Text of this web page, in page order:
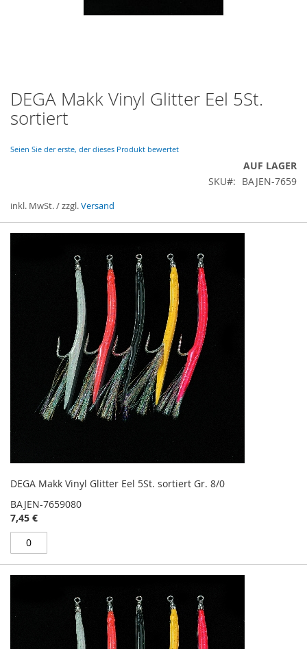
Zum
Anfang
der
springen
DEGA Makk Vinyl Glitter Eel 5St.
sortiert
Seien Sie der erste, der dieses Produkt bewertet
AUF LAGER
SKU
BAJEN-7659
inkl. MwSt. / zzgl.Versand
DEGA Makk Vinyl Glitter Eel 5St. sortiert Gr. 8/0
BAJEN-7659080
7,45 €